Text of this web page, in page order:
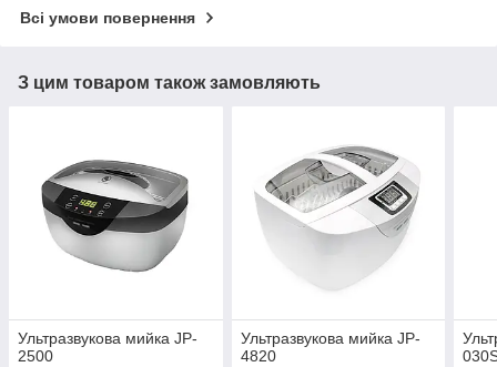
Всі умови повернення
З цим товаром також замовляють
Ультразвукова мийка JP-
2500
Ультразвукова мийка JP-
4820